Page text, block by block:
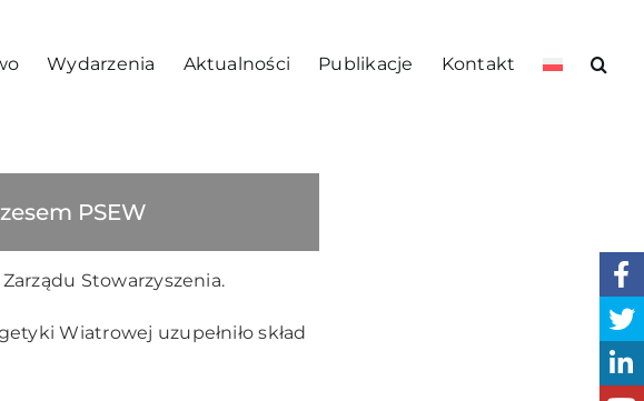
Wydarzenia Aktualności Publikacje Kontakt
PSEW
Stowarzyszenia.
Wiatrowej uzupełniło skład